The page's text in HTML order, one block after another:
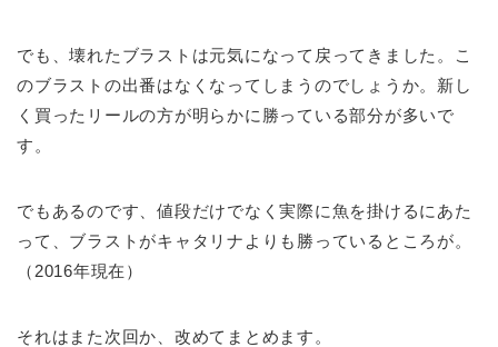
でも、壊れたブラストは元気になって戻ってきました。こ
のブラストの出番はなくなってしまうのでしょうか。新し
く買ったリールの方が明らかに勝っている部分が多いで
す。
でもあるのです、値段だけでなく実際に魚を掛けるにあた
って、ブラストがキャタリナよりも勝っているところが。
（2016年現在）
それはまた次回か、改めてまとめます。